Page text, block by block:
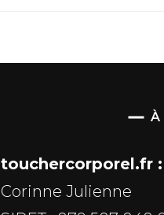
À
touchercorporel.fr :
Corinne Julienne